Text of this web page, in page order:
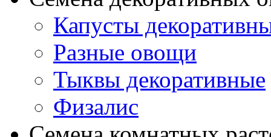
Капусты
Разные овощи
Тыквы декоративные
Физалис